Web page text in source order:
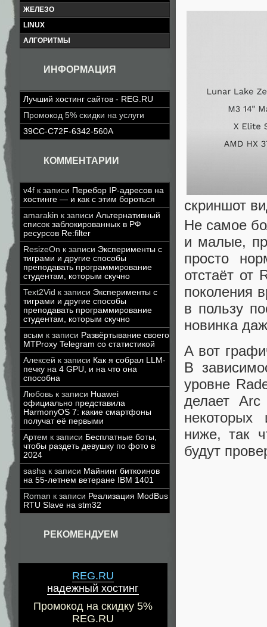
ЖЕЛЕЗО
LINUX
АЛГОРИТМЫ
ИНФОРМАЦИЯ
Лучший хостинг сайтов - REG.RU
Промокод 5% скидки на услуги
39CC-C72F-6342-560A
КОММЕНТАРИИ
v4f к записи Перебор IP-адресов на
хостинге — и как с этим бороться
amarakin к записи Альтернативный
список заблокированных в РФ
ресурсов Re:filter
ResizeOn к записи Эксперименты с
тиграми и другие способы
преподавать программирование
студентам, которым скучно
Text2Vid к записи Эксперименты с
тиграми и другие способы
преподавать программирование
студентам, которым скучно
всым к записи Развёртывание своего
MTProxy Telegram со статистикой
Алексей к записи Как я собрал LLM-
печку на 4 GPU, и на что она
способна
Любовь к записи Huawei
официально представила
HarmonyOS 7: какие смартфоны
получат её первыми
Артем к записи Бесплатные боты,
чтобы раздеть девушку по фото в
2024
sasha к записи Майнинг биткоинов
на 55-летнем ветеране IBM 1401
Roman к записи Реализация ModBus
RTU Slave на stm32
РЕКОМЕНДУЕМ
REG.RU
надежный хостинг
Промокод на скидку 5%
REG.RU
скриншот
Не самое
и малые,
просто
отстаёт от
поколения
в пользу
новинка
А вот
В
уровне
делает
некоторых
ниже, так
будут